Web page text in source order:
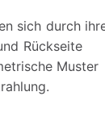
sich durch
Rückseite
Muster